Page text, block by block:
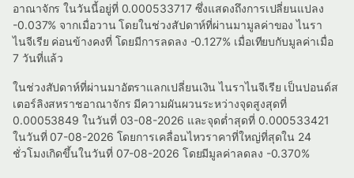
อาณาจักร ในวันนี้อยู่ที่ 0.000533717 ซึ่งแสดงถึงการเปลี่ยนแปลง
-0.037% จากเมื่อวาน โดยในช่วงสัปดาห์ที่ผ่านมามูลค่าของ ไนรา
ไนจีเรีย ค่อนข้างคงที่ โดยมีการลดลง -0.127% เมื่อเทียบกับมูลค่าเมื่อ
7 วันที่แล้ว
ในช่วงสัปดาห์ที่ผ่านมาอัตราแลกเปลี่ยนเงิน ไนราไนจีเรีย เป็นปอนด์ส
เตอร์ลิงสหราชอาณาจักร มีความผันผวนระหว่างจุดสูงสุดที่
0.00053849 ในวันที่ 03-08-2026 และจุดต่ำสุดที่ 0.000533421
ในวันที่ 07-08-2026 โดยการเคลื่อนไหวราคาที่ใหญ่ที่สุดใน 24
ชั่วโมงเกิดขึ้นในวันที่ 07-08-2026 โดยมีมูลค่าลดลง -0.370%